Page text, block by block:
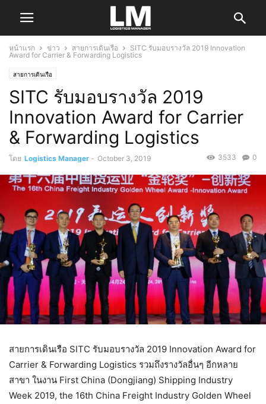
หน้าแรก ข่าว สายการเดินเรือ
SITC รับมอบรางวัล 2019 Innovation
Award for Carrier & Forwarding Logistics
สายการเดินเรือ
SITC รับมอบรางวัล 2019
Innovation Award for Carrier
& Forwarding Logistics
โดย Logistics Manager - October 3, 2019 0
3533
สายการเดินเรือ SITC รับมอบรางวัล 2019 Innovation Award for
Carrier & Forwarding Logistics รวมถึงรางวัลอื่นๆ อีกหลาย
สาขา ในงาน First China (Dongjiang) Shipping Industry
Week 2019, the 16th China Freight Industry Golden Wheel